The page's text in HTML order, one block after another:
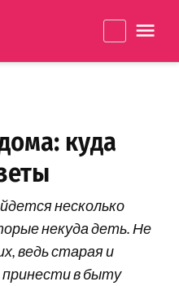
куда
несколько
некуда деть. Не
ведь старая и
в быту